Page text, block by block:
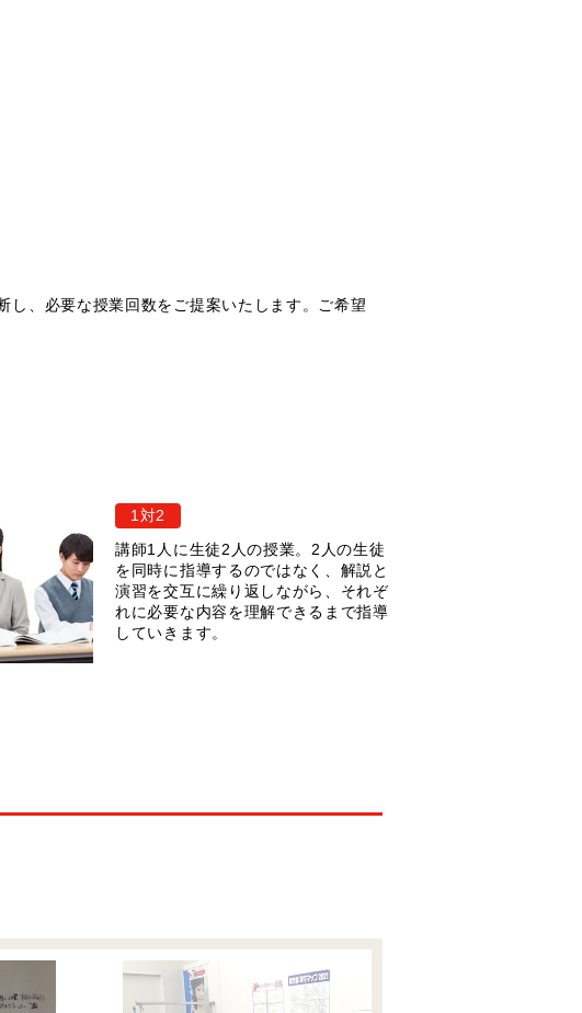
し、必要な授業回数をご提案いたします。ご希望
1対2
講師1人に生徒2人の授業。2人の生徒
を同時に指導するのではなく、解説と
演習を交互に繰り返しながら、それぞ
れに必要な内容を理解できるまで指導
していきます。